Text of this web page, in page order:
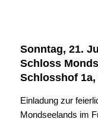
Sonntag, 21.
Schloss
Schlosshof 1a,
Einladung zur
Mondseelands im